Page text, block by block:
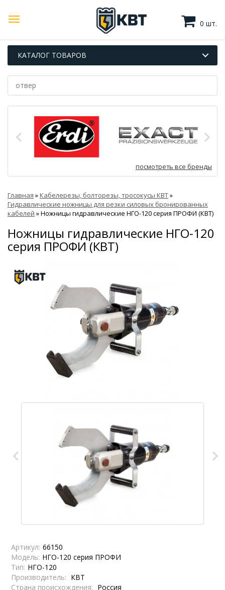
0 шт.
КАТАЛОГ ТОВАРОВ
посмотреть все бренды
Главная »Кабелерезы, болторезы, тросокусы КВТ»
Гидравлические ножницы для резки силовых бронированных
кабелей »Ножницы гидравлические НГО-120 серия ПРОФИ (КВТ)
Ножницы гидравлические НГО-120
серия ПРОФИ (КВТ)
Артикул: 66150
Модель: НГО-120 серия ПРОФИ
Тип: НГО-120
Производитель: КВТ
Страна происхождения: Россия